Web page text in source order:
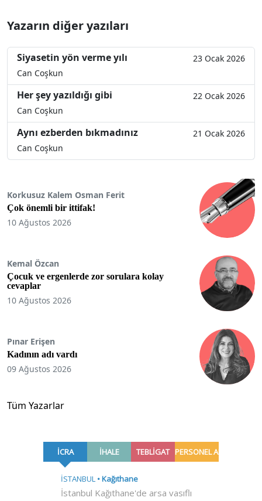
Yazarın diğer yazıları
Siyasetin yön verme yılı
23 Ocak 2026
Can Coşkun
Her şey yazıldığı gibi
22 Ocak 2026
Can Coşkun
Aynı ezberden bıkmadınız
21 Ocak 2026
Can Coşkun
Korkusuz Kalem Osman Ferit
Çok önemli bir ittifak!
10 Ağustos 2026
Kemal Özcan
Çocuk ve ergenlerde zor sorulara kolay
cevaplar
10 Ağustos 2026
Pınar Erişen
Kadının adı vardı
09 Ağustos 2026
Tüm Yazarlar